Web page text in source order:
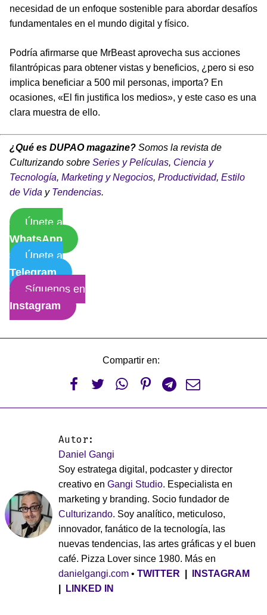
necesidad de un enfoque sostenible para abordar desafíos
fundamentales en el mundo digital y físico.
Podría afirmarse que MrBeast aprovecha sus acciones
filantrópicas para obtener vistas y beneficios, ¿pero si eso
implica beneficiar a 500 mil personas, importa? En
ocasiones, «El fin justifica los medios», y este caso es una
clara muestra de ello.
¿Qué es DUPAO magazine? Somos la revista de
Culturizando sobre Series y Películas, Ciencia y
Tecnología, Marketing y Negocios, Productividad, Estilo
de Vida y Tendencias.
Únete a
WhatsApp
Únete a
Telegram
Síguenos en
Instagram
Compartir en:
     
Autor:
Daniel Gangi
Soy estratega digital, podcaster y director
creativo en Gangi Studio. Especialista en
marketing y branding. Socio fundador de
Culturizando. Soy analítico, meticuloso,
innovador, fanático de la tecnología, las
nuevas tendencias, las artes gráficas y el buen
café. Pizza Lover since 1980. Más en
danielgangi.com • TWITTER
INSTAGRAM
LINKED IN